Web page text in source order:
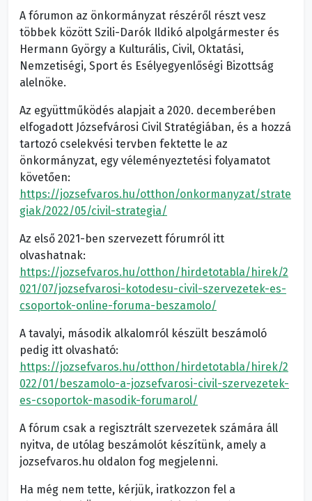
A fórumon az önkormányzat részéről részt vesz
többek között Szili-Darók Ildikó alpolgármester és
Hermann György a Kulturális, Civil, Oktatási,
Nemzetiségi, Sport és Esélyegyenlőségi Bizottság
alelnöke.
Az együttműködés alapjait a 2020. decemberében
elfogadott Józsefvárosi Civil Stratégiában, és a hozzá
tartozó cselekvési tervben fektette le az
önkormányzat, egy véleményeztetési folyamatot
követően:
https://jozsefvaros.hu/otthon/onkormanyzat/strate
giak/2022/05/civil-strategia/
Az első 2021-ben szervezett fórumról itt
olvashatnak:
https://jozsefvaros.hu/otthon/hirdetotabla/hirek/2
021/07/jozsefvarosi-kotodesu-civil-szervezetek-es-
csoportok-online-foruma-beszamolo/
A tavalyi, második alkalomról készült beszámoló
pedig itt olvasható:
https://jozsefvaros.hu/otthon/hirdetotabla/hirek/2
022/01/beszamolo-a-jozsefvarosi-civil-szervezetek-
es-csoportok-masodik-forumarol/
A fórum csak a regisztrált szervezetek számára áll
nyitva, de utólag beszámolót készítünk, amely a
jozsefvaros.hu oldalon fog megjelenni.
Ha még nem tette, kérjük, iratkozzon fel a